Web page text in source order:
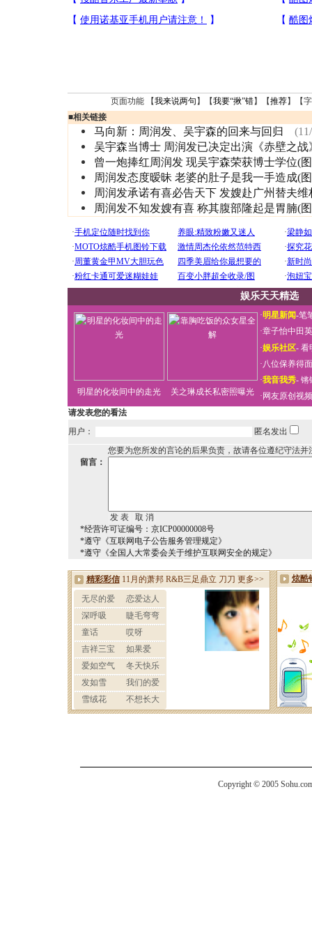
页面功能 【我来说两句 】【我要“揪”错】【推荐】【
■相关链接
马向新：周润发、吴宇森的回来与回归
吴宇森当博士 周润发已决定出演《赤壁之战
曾一炮捧红周润发 现吴宇森荣获博士学位(
周润发态度暧昧 老婆的肚子是我一手造成(
周润发承诺有喜必告天下 发嫂赴广州替夫维
周润发不知发嫂有喜 称其腹部隆起是胃腩(
娱乐天天精选
明星的化妆间中的走光 关之琳成长私密照曝光
·明星新闻-笔
·章子怡中田
·娱乐社区- 看
·八位保养得
·我音我秀- 锵
· 网友原创视
请发表您的看法
用户：
匿名发出
您要为您所发的言论的后果负责，故请各位遵纪守法并
留言：
*经营许可证编号：京ICP00000008号
*遵守《互联网电子公告服务管理规定》
*遵守《全国人大常委会关于维护互联网安全的规定》
Copyright © 2005